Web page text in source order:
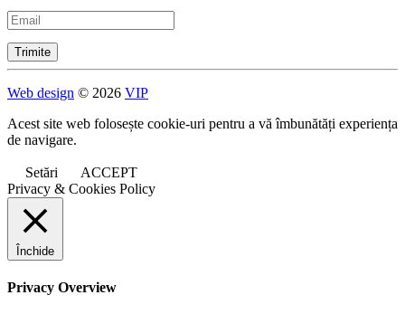
Web design © 2026 VIP
Acest site web folosește cookie-uri pentru a vă îmbunătăți experiența
de navigare.
Setări
ACCEPT
Privacy & Cookies Policy
Închide
Privacy Overview